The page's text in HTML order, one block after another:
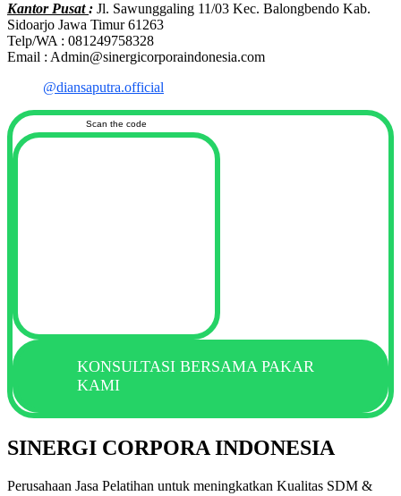
Kantor Pusat: Jl. Sawunggaling 11/03 Kec. Balongbendo Kab.
Sidoarjo Jawa Timur 61263
Telp/WA : 081249758328
Email : Admin@sinergicorporaindonesia.com
@diansaputra.official
Scan the code
KONSULTASI BERSAMA PAKAR
KAMI
SINERGI CORPORA INDONESIA
Perusahaan Jasa Pelatihan untuk meningkatkan Kualitas SDM &